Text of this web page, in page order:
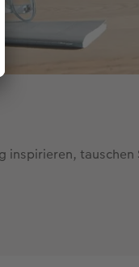
tauschen